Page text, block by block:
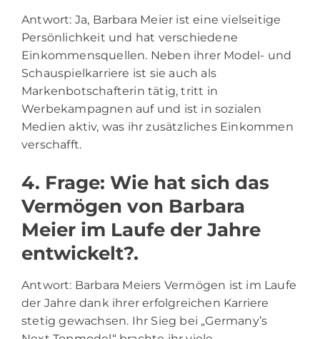
Antwort: Ja, Barbara Meier ist eine vielseitige
Persönlichkeit und hat verschiedene
Einkommensquellen. Neben ihrer Model- und
Schauspielkarriere ist sie auch als
Markenbotschafterin tätig, tritt in
Werbekampagnen auf und ist in sozialen
Medien aktiv, was ihr zusätzliches Einkommen
verschafft.
4. Frage: Wie hat sich das
Vermögen von Barbara
Meier im Laufe der Jahre
entwickelt?.
Antwort: Barbara Meiers Vermögen ist im Laufe
der Jahre dank ihrer erfolgreichen Karriere
stetig gewachsen. Ihr Sieg bei „Germany’s